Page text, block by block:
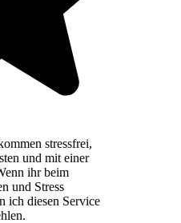
stressfrei,
und mit einer
ihr beim
und Stress
ich diesen Service